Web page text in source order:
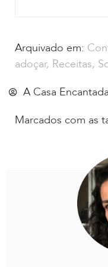
Arquivado em:
adoçar, Receitas,
A Casa Encantada
Marcados com as